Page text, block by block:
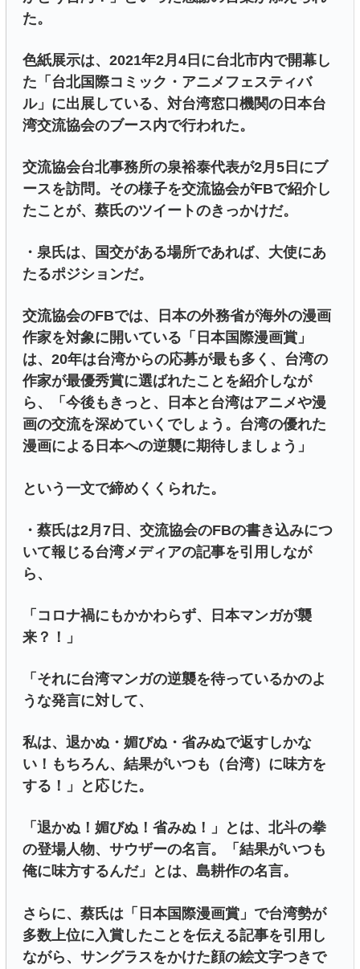
た。
色紙展示は、2021年2月4日に台北市内で開幕し
た「台北国際コミック・アニメフェスティバ
ル」に出展している、対台湾窓口機関の日本台
湾交流協会のブース内で行われた。
交流協会台北事務所の泉裕泰代表が2月5日にブ
ースを訪問。その様子を交流協会がFBで紹介し
たことが、蔡氏のツイートのきっかけだ。
・泉氏は、国交がある場所であれば、大使にあ
たるポジションだ。
交流協会のFBでは、日本の外務省が海外の漫画
作家を対象に開いている「日本国際漫画賞」
は、20年は台湾からの応募が最も多く、台湾の
作家が最優秀賞に選ばれたことを紹介しなが
ら、「今後もきっと、日本と台湾はアニメや漫
画の交流を深めていくでしょう。台湾の優れた
漫画による日本への逆襲に期待しましょう」
という一文で締めくくられた。
・蔡氏は2月7日、交流協会のFBの書き込みにつ
いて報じる台湾メディアの記事を引用しなが
ら、
「コロナ禍にもかかわらず、日本マンガが襲
来？！」
「それに台湾マンガの逆襲を待っているかのよ
うな発言に対して、
私は、退かぬ・媚びぬ・省みぬで返すしかな
い！もちろん、結果がいつも（台湾）に味方を
する！」と応じた。
「退かぬ！媚びぬ！省みぬ！」とは、北斗の拳
の登場人物、サウザーの名言。「結果がいつも
俺に味方するんだ」とは、島耕作の名言。
さらに、蔡氏は「日本国際漫画賞」で台湾勢が
多数上位に入賞したことを伝える記事を引用し
ながら、サングラスをかけた顔の絵文字つきで